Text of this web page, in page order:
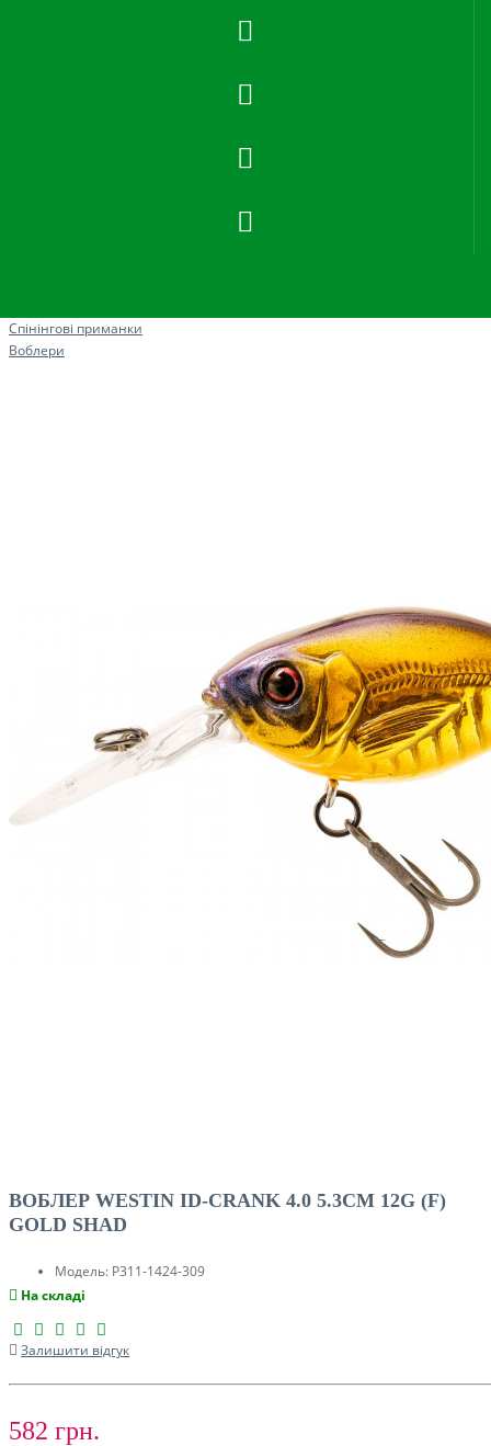
Спінінгові приманки
Воблери
ВОБЛЕР WESTIN ID-CRANK 4.0 5.3CM 12G (F)
GOLD SHAD
Модель: P311-1424-309
На складі
Залишити відгук
582 грн.